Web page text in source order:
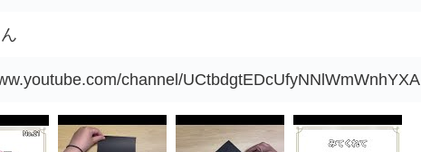
channel/UCtbdgtEDcUfyNNlWmWnhYXA